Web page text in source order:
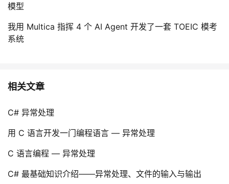
模型
我用 Multica 指挥 4 个 AI Agent 开发了一套 TOEIC 模考
系统
相关文章
C# 异常处理
用 C 语言开发一门编程语言 — 异常处理
C 语言编程 — 异常处理
C# 最基础知识介绍——异常处理、文件的输入与输出